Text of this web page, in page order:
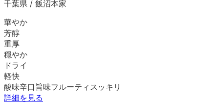
千葉県 / 飯沼本家
華やか
芳醇
重厚
穏やか
ドライ
軽快
酸味辛口 旨味フルーティ スッキリ
詳細を見る